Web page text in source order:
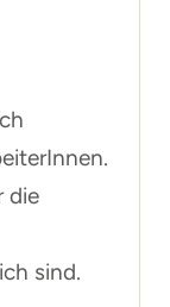
die
sind.